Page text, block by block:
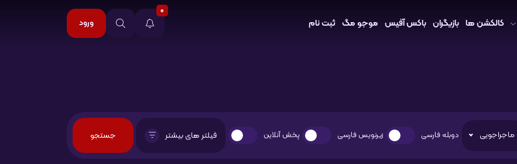
کالکشن ها بازیگران باکس آفیس موجو مگ ثبت نام
0
ورود
ماجراجویی دوبله فارسی زیرنویس فارسی پخش آنلاین فیلتر های بیشتر